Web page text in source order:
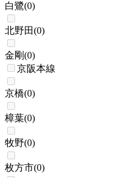
白鷺(0)
北野田(0)
金剛(0)
京阪本線
京橋(0)
樟葉(0)
牧野(0)
枚方市(0)